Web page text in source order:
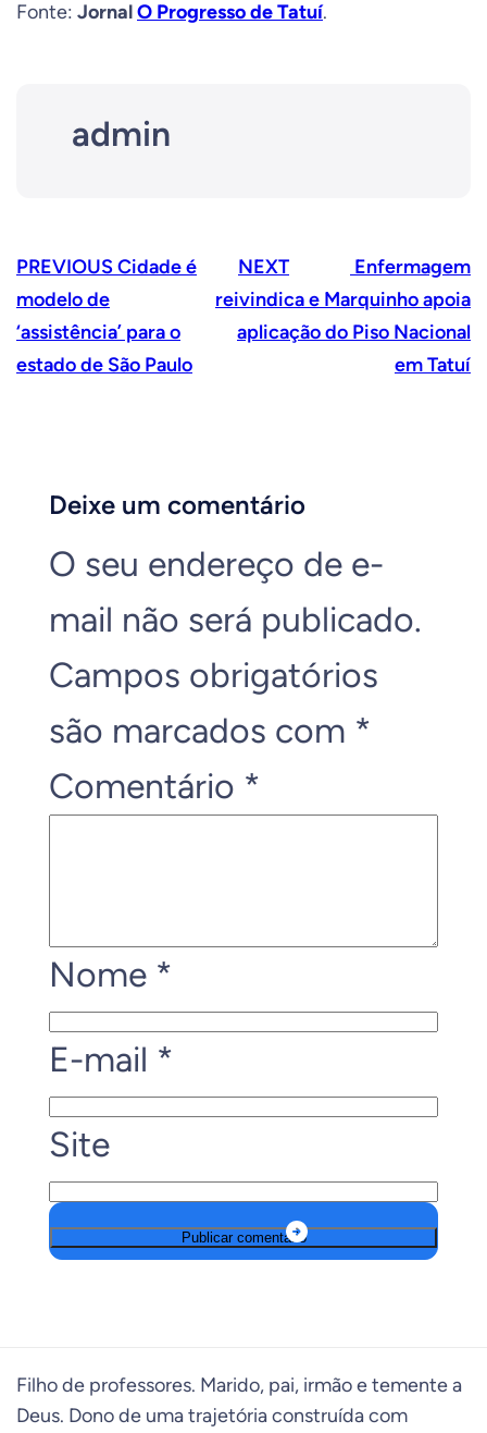
Fonte: JornalO Progresso de Tatuí.
admin
PREVIOUSCidade é
modelo de
‘assistência’ para o
estado de São Paulo
NEXT
Enfermagem
reivindica e Marquinho apoia
aplicação do Piso Nacional
em Tatuí
Deixe um comentário
O seu endereço de e-
mail não será publicado.
Campos obrigatórios
são marcados com *
Comentário *
Nome *
E-mail *
Site
Filho de professores. Marido, pai, irmão e temente a
Deus. Dono de uma trajetória construída com